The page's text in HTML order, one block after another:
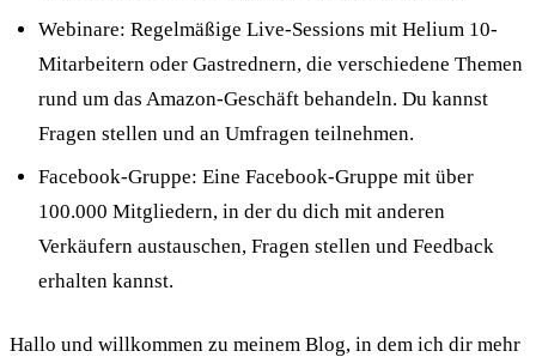
Webinare: Regelmäßige Live-Sessions mit Helium 10-
Mitarbeitern oder Gastrednern, die verschiedene Themen
rund um das Amazon-Geschäft behandeln. Du kannst
Fragen stellen und an Umfragen teilnehmen.
Facebook-Gruppe: Eine Facebook-Gruppe mit über
100.000 Mitgliedern, in der du dich mit anderen
Verkäufern austauschen, Fragen stellen und Feedback
erhalten kannst.
Hallo und willkommen zu meinem Blog, in dem ich dir mehr